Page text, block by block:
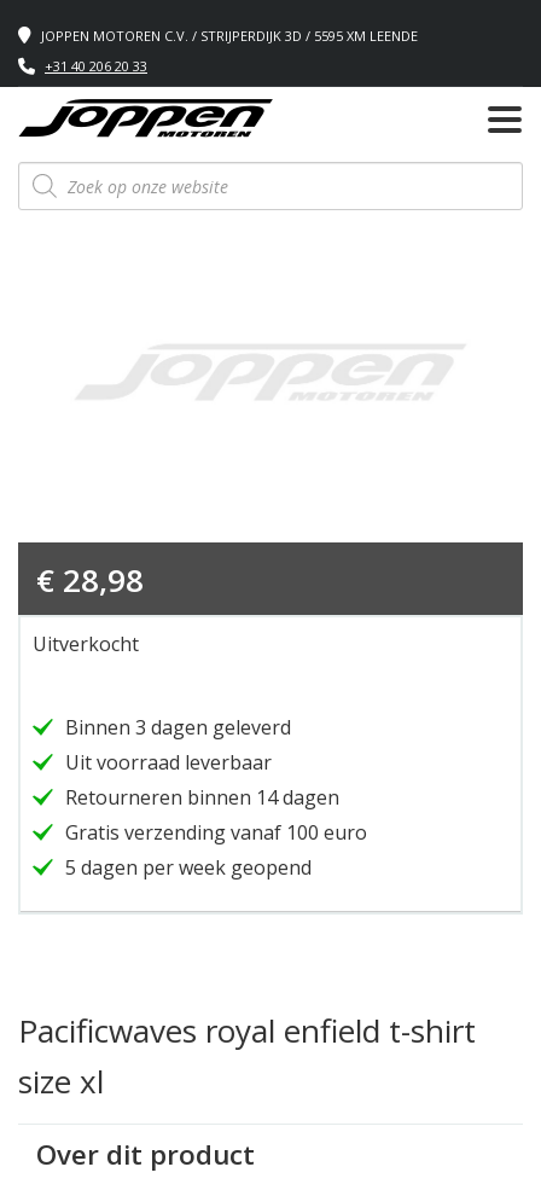
JOPPEN MOTOREN C.V. / STRIJPERDIJK 3D / 5595 XM LEENDE
+31 40 206 20 33
Producten
zoeken
Pacificwaves royal enfield t-shirt
size xl
Over dit product
€ 28,98
Uitverkocht
Binnen 3 dagen geleverd
Uit voorraad leverbaar
Retourneren binnen 14 dagen
Gratis verzending vanaf 100 euro
5 dagen per week geopend